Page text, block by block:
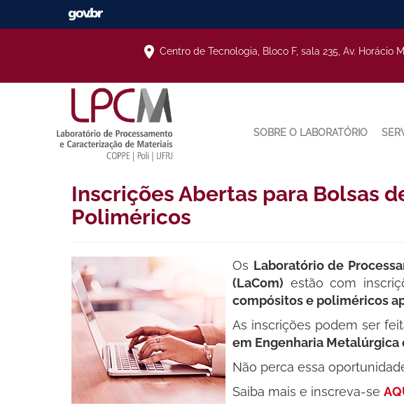
Centro de Tecnologia, Bloco F, sala 235, Av. Horácio
SOBRE O LABORATÓRIO
Inscrições Abertas para Bolsas
Poliméricos
Os Laboratório de
(LaCom) estão com
compósitos e poliméricos
As inscrições podem ser
em Engenharia Metalúrgica
Não perca essa
Saiba mais e inscreva-se